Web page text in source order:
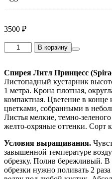
3500 ₽
Количество
товара
Литл
Принцесс
В корзину
Спирея Литл Принцесс
Листопадный кустарник
1 метра. Крона плотная,
компактная. Цветение в
цветками, собранными в
Листья мелкие, темно-
желто-охряные оттенки. Сорт
Условия выращивания.
завышенной температуре
обрезку. Полив бережливый. В
обрезки нужно поливать 2